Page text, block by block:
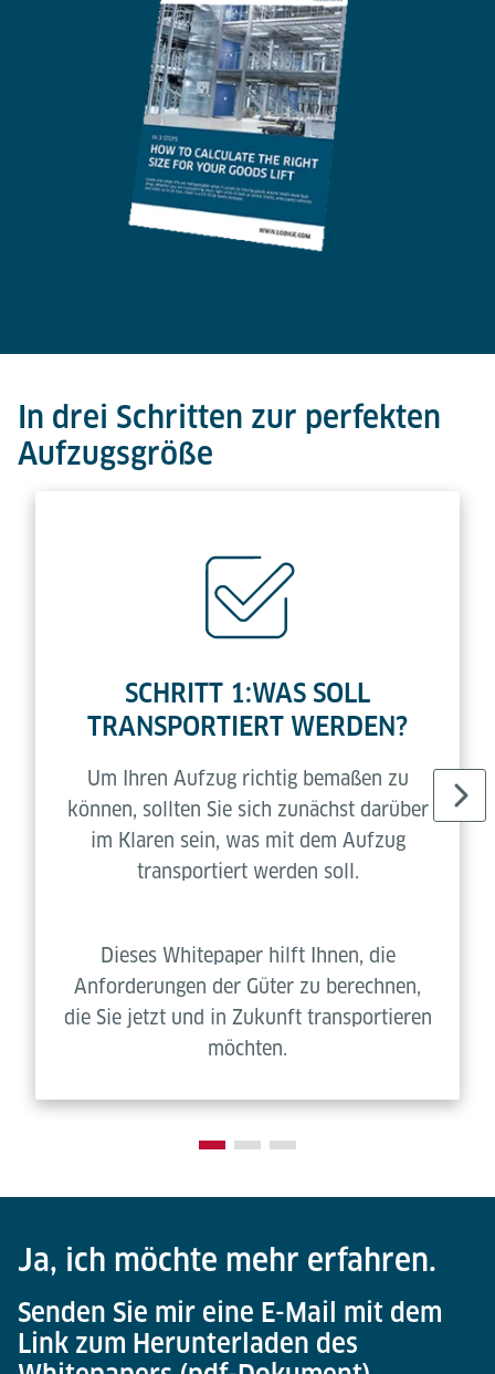
In drei Schritten zur perfekten
Aufzugsgröße
SCHRITT 1:WAS SOLL
TRANSPORTIERT WERDEN?
Um Ihren Aufzug richtig bemaßen zu
können, sollten Sie sich zunächst darüber
im Klaren sein, was mit dem Aufzug
transportiert werden soll.
Dieses Whitepaper hilft Ihnen, die
Anforderungen der Güter zu berechnen,
die Sie jetzt und in Zukunft transportieren
möchten.
Ja, ich möchte mehr erfahren.
Senden Sie mir eine E-Mail mit dem
Link zum Herunterladen des